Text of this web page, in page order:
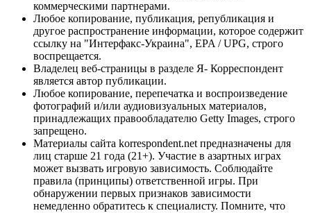
коммерческими партнерами.
Любое копирование, публикация, републикация и
другое распространение информации, которое содержит
ссылку на "Интерфакс-Украина", EPA / UPG, строго
воспрещается.
Владелец веб-страницы в разделе Я- Корреспондент
является автор публикации.
Любое копирование, перепечатка и воспроизведение
фотографий и/или аудиовизуальных материалов,
принадлежащих правообладателю Getty Images, строго
запрещено.
Материалы сайта korrespondent.net предназначены для
лиц старше 21 года (21+). Участие в азартных играх
может вызвать игровую зависимость. Соблюдайте
правила (принципы) ответственной игры. При
обнаружении первых признаков зависимости
немедленно обратитесь к специалисту. Помните, что